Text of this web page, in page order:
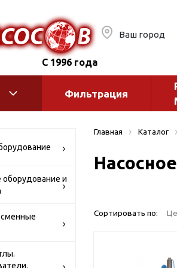
С 1996 года
Ваш город
Полив
Фильтрация
и
Главная Каталог
Сортировать по: